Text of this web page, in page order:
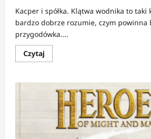
Kacper i spółka. Klątwa wodnika to taki
bardzo dobrze rozumie, czym powinna
przygodówka....
CzytajDowiedz
się
RECENZJA:
Kacper
spółka.
Klątwa
wodnika
Sekrety